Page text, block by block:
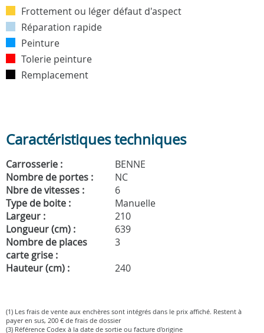
Frottement ou léger défaut d'aspect
Réparation rapide
Peinture
Tolerie peinture
Remplacement
Caractéristiques techniques
Carrosserie :
BENNE
Nombre de portes :
NC
Nbre de vitesses :
6
Type de boite :
Manuelle
Largeur :
210
Longueur (cm) :
639
Nombre de places
carte grise :
3
Hauteur (cm) :
240
(1) Les frais de vente aux enchères sont intégrés dans le prix affiché. Restent à
payer en sus, 200 € de frais de dossier
(3) Référence Codex à la date de sortie ou facture d'origine